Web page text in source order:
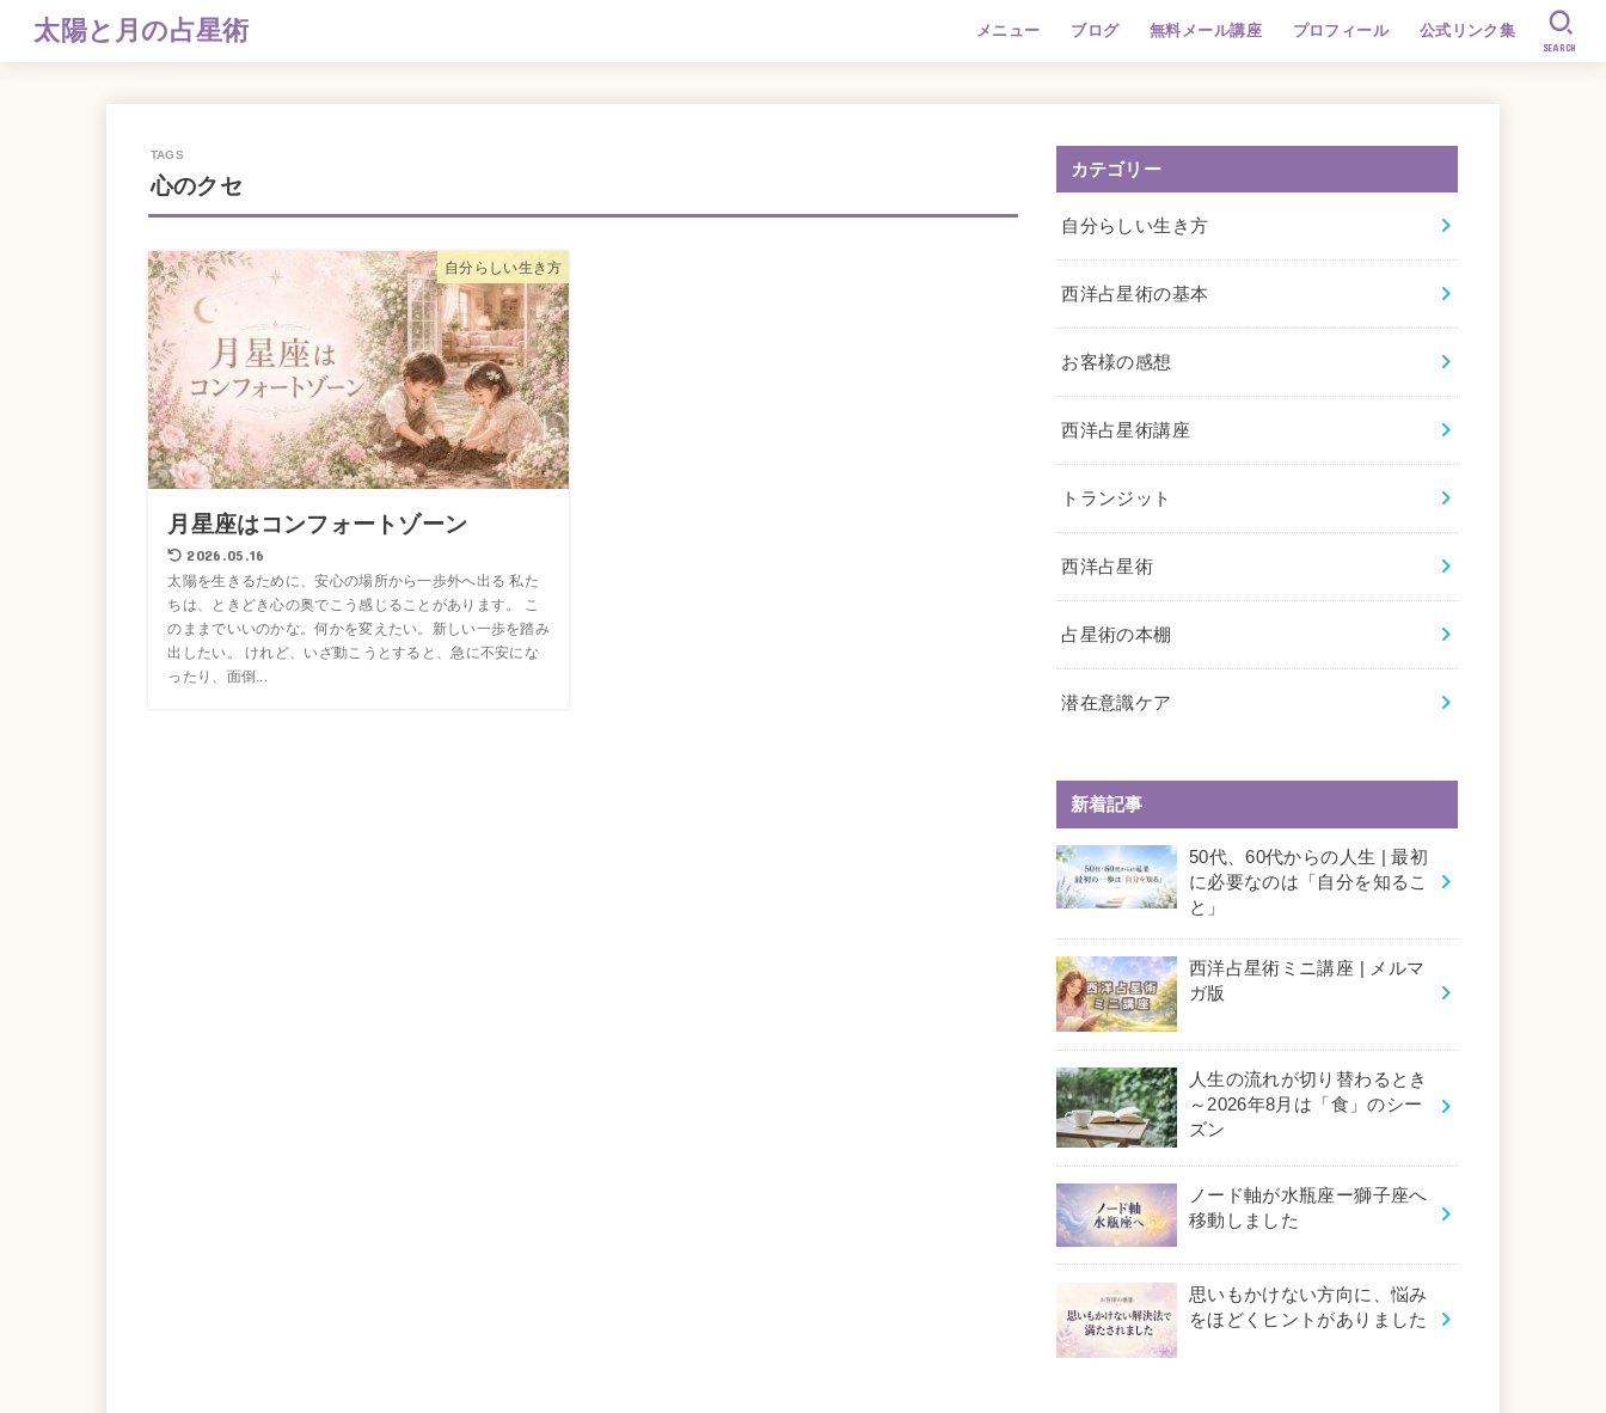
太陽と月の占星術 メニュー ブログ 無料メール講座 プロフィール 公式リンク集
SEARCH
心のクセ
自分らしい生き方
月星座はコンフォートゾーン
2026.05.16
太陽を生きるために、安心の場所から一歩外へ出る 私た
ちは、ときどき心の奥でこう感じることがあります。 こ
のままでいいのかな。何かを変えたい。新しい一歩を踏み
出したい。 けれど、いざ動こうとすると、急に不安にな
ったり、面倒...
カテゴリー
自分らしい生き方
西洋占星術の基本
お客様の感想
西洋占星術講座
トランジット
西洋占星術
占星術の本棚
潜在意識ケア
新着記事
50代、60代からの人生 | 最初
に必要なのは「自分を知るこ
と」
西洋占星術ミニ講座 | メルマ
ガ版
人生の流れが切り替わるとき
～2026年8月は「食」のシー
ズン
ノード軸が水瓶座ー獅子座へ
移動しました
思いもかけない方向に、悩み
をほどくヒントがありました